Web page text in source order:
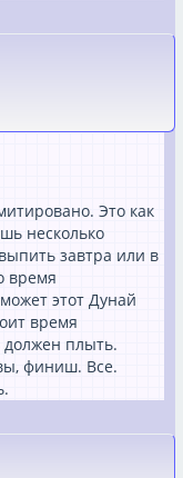
Это как
несколько
завтра или в
время
этот Дунай
время
плыть.
финиш. Все.